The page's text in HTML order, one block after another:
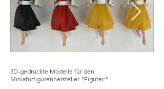
3D-gedruckte Modelle für den
Miniaturfigurenhersteller "Figutec"
3D-gedruckte Modelle für den
Miniaturfigurenhersteller "Figutec"
3D-gedruckte Modelle für den
Miniaturfigurenhersteller "Figutec"